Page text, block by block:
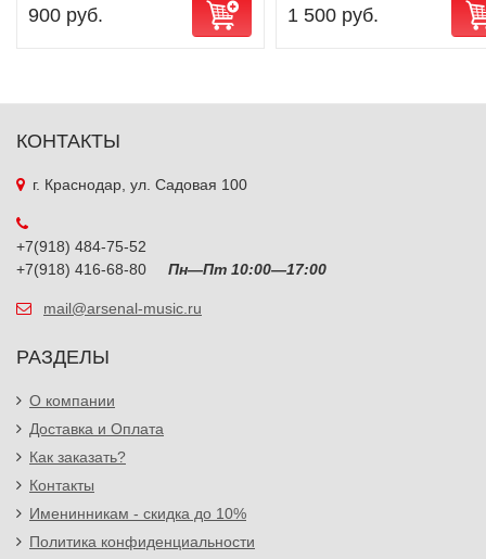
900 руб. 1 500 руб.
КОНТАКТЫ
г. Краснодар, ул. Садовая 100
+7(918) 484-75-52
+7(918) 416-68-80
Пн—Пт 10:00—17:00
mail@arsenal-music.ru
РАЗДЕЛЫ
О компании
Доставка и Оплата
Как заказать?
Контакты
Именинникам - скидка до 10%
Политика конфиденциальности